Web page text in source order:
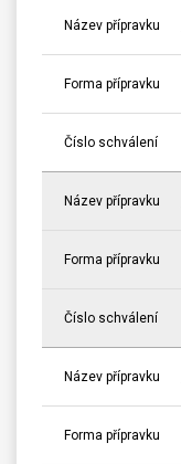
Název přípravku
Forma přípravku
Číslo schválení
Název přípravku
Forma přípravku
Číslo schválení
Název přípravku
Forma přípravku